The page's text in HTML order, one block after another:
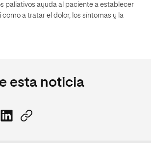
paliativos ayuda al paciente a establecer
como a tratar el dolor, los síntomas y la
esta noticia